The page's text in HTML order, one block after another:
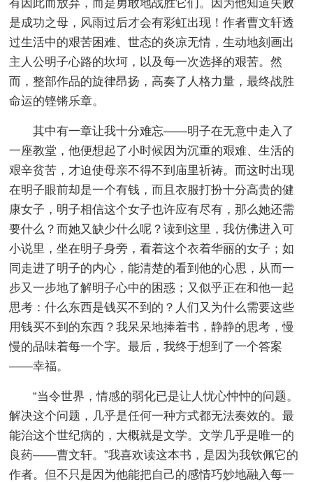
有因此而放弃，而是勇敢地战胜它们。因为他知道失败
是成功之母，风雨过后才会有彩虹出现！作者曹文轩透
过生活中的艰苦困难、世态的炎凉无情，生动地刻画出
主人公明子心路的坎坷，以及每一次选择的艰苦。然
而，整部作品的旋律昂扬，高奏了人格力量，最终战胜
命运的铿锵乐章。
其中有一章让我十分难忘——明子在无意中走入了
一座教堂，他便想起了小时候因为沉重的艰难、生活的
艰辛贫苦，才迫使母亲不得不到庙里祈祷。而这时出现
在明子眼前却是一个有钱，而且衣服打扮十分高贵的健
康女子，明子相信这个女子也许应有尽有，那么她还需
要什么？而她又缺少什么呢？读到这里，我仿佛进入可
小说里，坐在明子身旁，看着这个衣着华丽的女子；如
同走进了明子的内心，能清楚的看到他的心思，从而一
步又一步地了解明子心中的困惑；又似乎正在和他一起
思考：什么东西是钱买不到的？人们又为什么需要这些
用钱买不到的东西？我呆呆地捧着书，静静的思考，慢
慢的品味着每一个字。最后，我终于想到了一个答案
——幸福。
“当令世界，情感的弱化已是让人忧心忡忡的问题。
解决这个问题，几乎是任何一种方式都无法奏效的。最
能治这个世纪病的，大概就是文学。文学几乎是唯一的
良药——曹文轩。”我喜欢读这本书，是因为我钦佩它的
作者。但不只是因为他能把自己的感情巧妙地融入每一